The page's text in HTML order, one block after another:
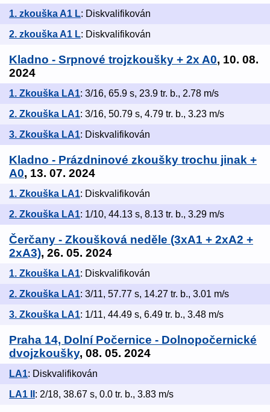
1. zkouška A1 L: Diskvalifikován
2. zkouška A1 L: Diskvalifikován
Kladno - Srpnové trojzkoušky + 2x A0, 10. 08.
2024
1. Zkouška LA1: 3/16, 65.9 s, 23.9 tr. b., 2.78 m/s
2. Zkouška LA1: 3/16, 50.79 s, 4.79 tr. b., 3.23 m/s
3. Zkouška LA1: Diskvalifikován
Kladno - Prázdninové zkoušky trochu jinak +
A0, 13. 07. 2024
1. Zkouška LA1: Diskvalifikován
2. Zkouška LA1: 1/10, 44.13 s, 8.13 tr. b., 3.29 m/s
Čerčany - Zkoušková neděle (3xA1 + 2xA2 +
2xA3), 26. 05. 2024
1. Zkouška LA1: Diskvalifikován
2. Zkouška LA1: 3/11, 57.77 s, 14.27 tr. b., 3.01 m/s
3. Zkouška LA1: 1/11, 44.49 s, 6.49 tr. b., 3.48 m/s
Praha 14, Dolní Počernice - Dolnopočernické
dvojzkoušky, 08. 05. 2024
LA1: Diskvalifikován
LA1 II : 2/18, 38.67 s, 0.0 tr. b., 3.83 m/s